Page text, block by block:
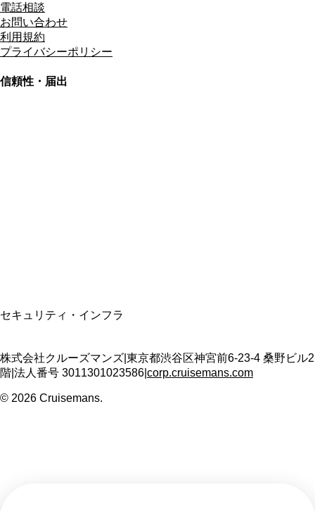
電話相談
お問い合わせ
利用規約
プライバシーポリシー
信頼性・届出
セキュリティ・インフラ
株式会社クルーズマンズ 東京都渋谷区神宮前6-23-4 桑野ビル2
階 法人番号 3011301023586 corp.cruisemans.com
© 2026 Cruisemans.